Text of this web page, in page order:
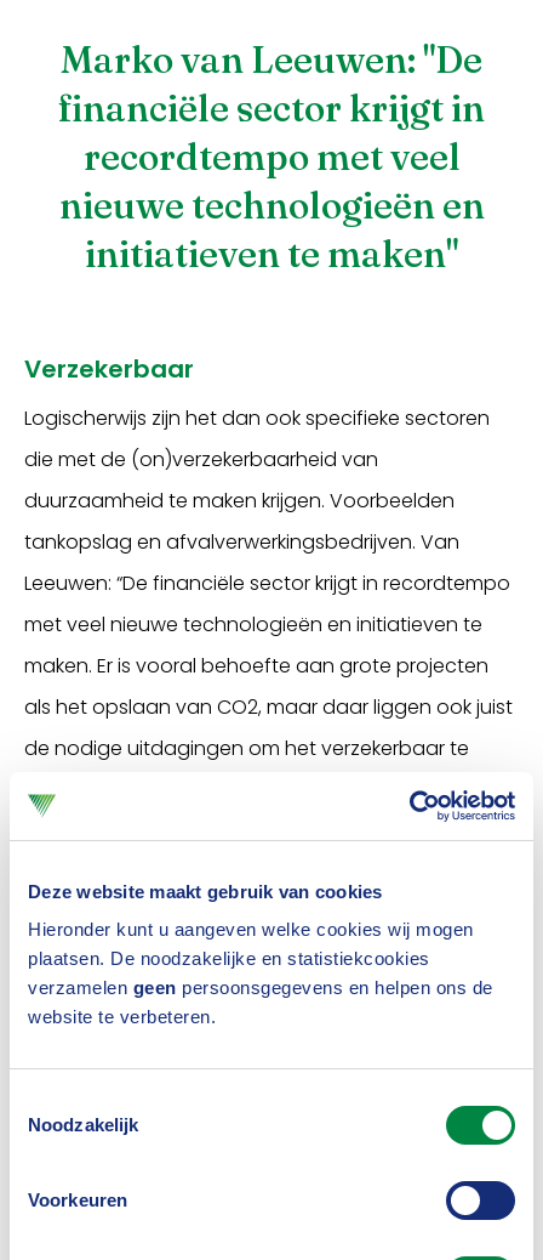
Deze website maakt gebruik van cookies
Hieronder kunt u aangeven welke cookies wij mogen
plaatsen. De noodzakelijke en statistiekcookies
verzamelen geen persoonsgegevens en helpen ons de
website te verbeteren.
Noodzakelijk
Voorkeuren
Marko van Leeuwen: "De
financiële sector krijgt in
recordtempo met veel
nieuwe technologieën en
initiatieven te maken"
Verzekerbaar
Logischerwijs zijn het dan ook specifieke sectoren
die met de (on)verzekerbaarheid van
duurzaamheid te maken krijgen. Voorbeelden
tankopslag en afvalverwerkingsbedrijven. Van
Leeuwen: “De financiële sector krijgt in recordtempo
met veel nieuwe technologieën en initiatieven te
maken. Er is vooral behoefte aan grote projecten
als het opslaan van CO2, maar daar liggen ook juist
de nodige uitdagingen om het verzekerbaar te
houden.”
Uit het onderzoek blijkt dat ongeveer een derde van
duurzaamheidsprojecten. “En laat dat nou net een
voorwaarde zijn voor de energietransitie”, merkt hij
Zowel Van der Werf als Van Leeuwen benadrukken
tijdens de presentatie dat verzekeraars en/of
intermediairs geregeld te laat bij plannen worden